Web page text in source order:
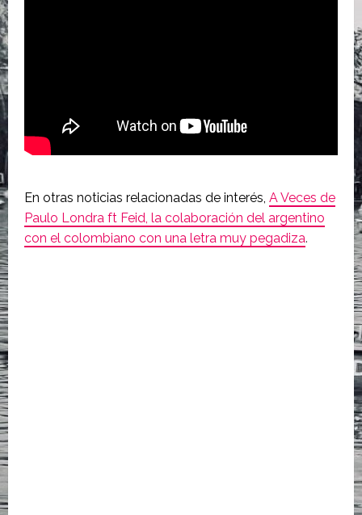
En otras noticias relacionadas de interés, A Veces de
Paulo Londra ft Feid, la colaboración del argentino
con el colombiano con una letra muy pegadiza.